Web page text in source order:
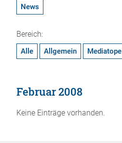
News
Bereich:
Alle Allgemein Mediatope
Februar 2008
Keine Einträge vorhanden.